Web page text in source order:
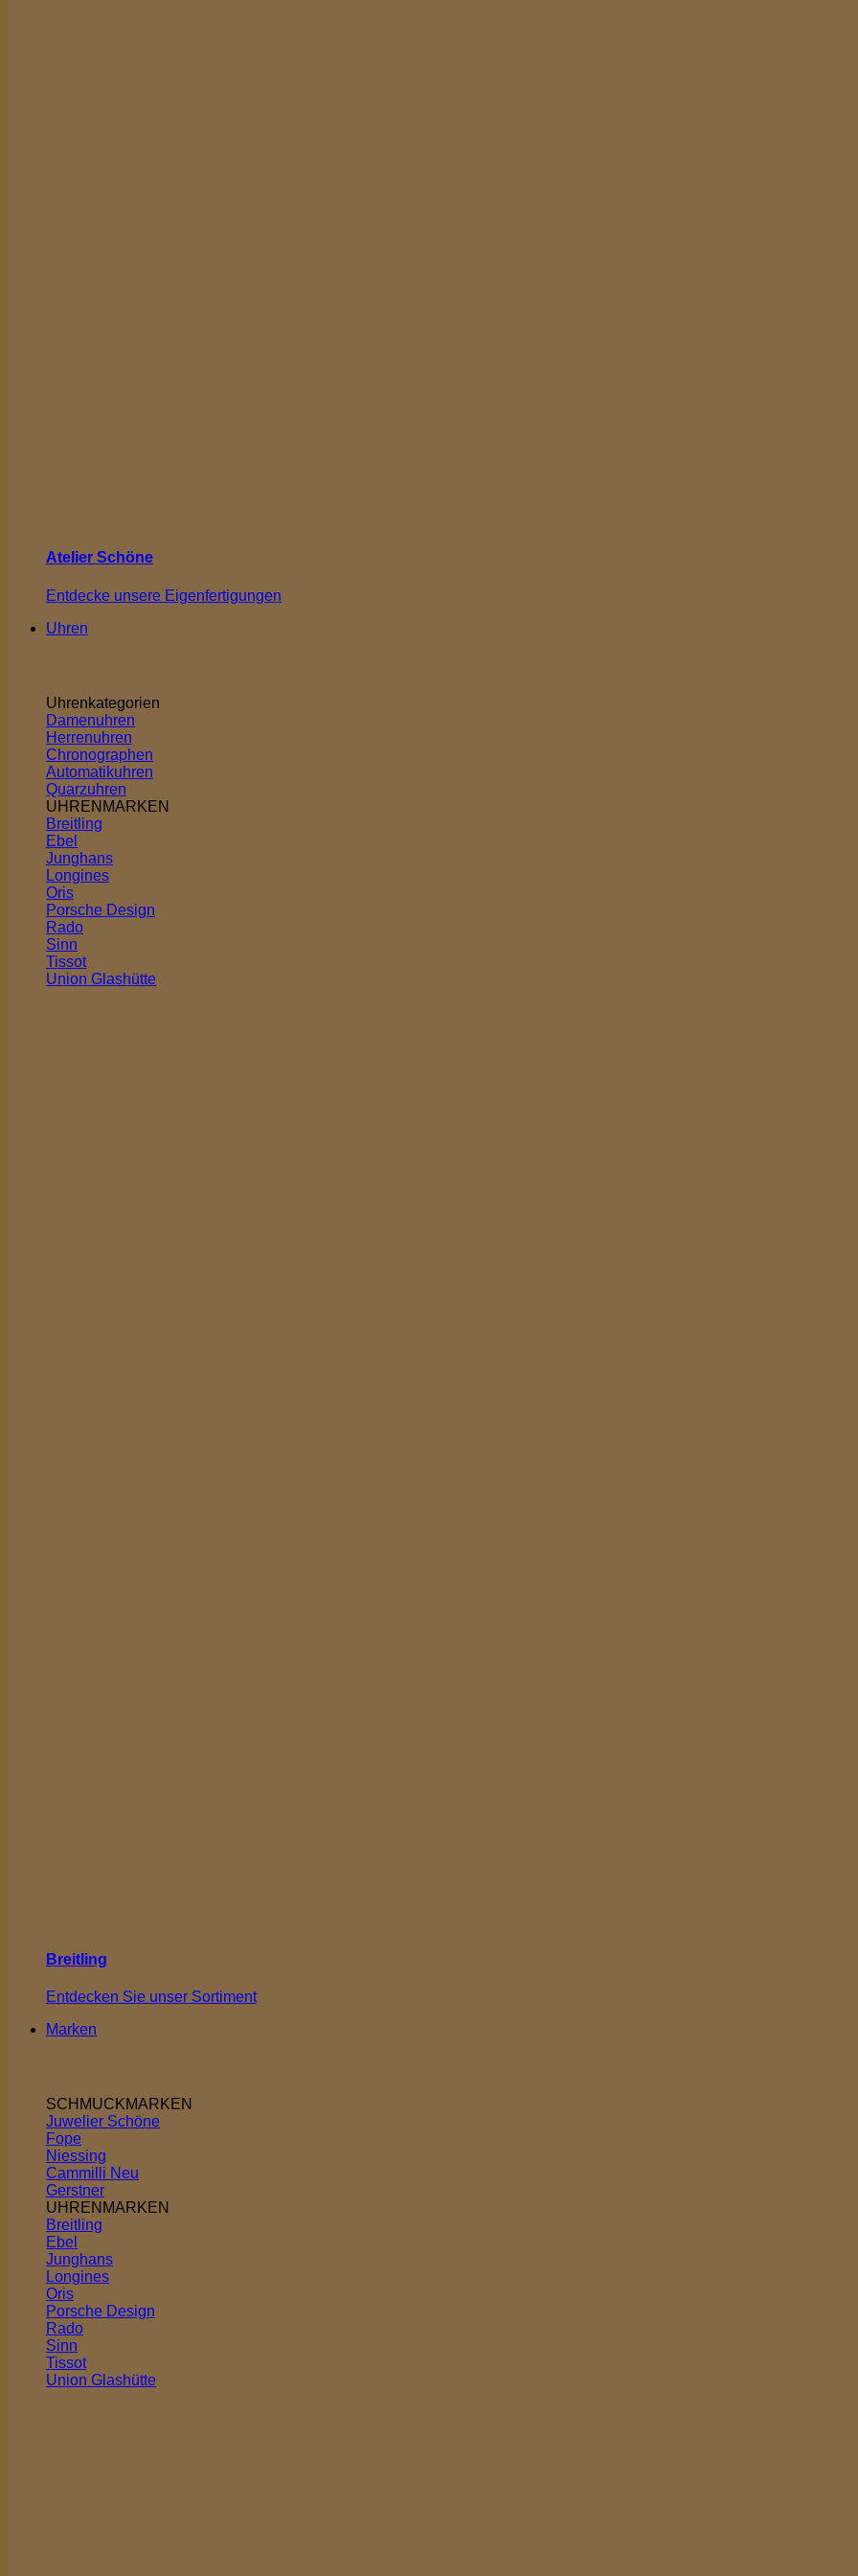
Atelier Schöne
Entdecke unsere Eigenfertigungen
Uhren
Uhrenkategorien
Damenuhren
Herrenuhren
Chronographen
Automatikuhren
Quarzuhren
UHRENMARKEN
Breitling
Ebel
Junghans
Longines
Oris
Porsche Design
Rado
Sinn
Tissot
Union Glashütte
Breitling
Entdecken Sie unser Sortiment
Marken
SCHMUCKMARKEN
Juwelier Schöne
Fope
Niessing
Cammilli
Gerstner
UHRENMARKEN
Breitling
Ebel
Junghans
Longines
Oris
Porsche Design
Rado
Sinn
Tissot
Union Glashütte